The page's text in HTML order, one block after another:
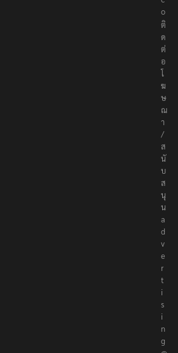
e
r
e
p
o
r
t
e
r
s
.
c
o
ติ
ด
ต่
อ
โ
ฆ
ษ
ณ
า
/
ส
นั
บ
ส
นุ